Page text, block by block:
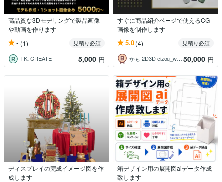
高品質な3Dモデリングで製品画像
や動画を作ります
- (1)
見積り必須
TK｡CREATE
5,000 円
すぐに商品紹介ページで使えるCG
画像を制作します
5.0(4)
見積り必須
かも 2D3D eizou_world50,000 円
ディスプレイの完成イメージ図を作
成します
箱デザイン用の展開図aiデータ作成
致します